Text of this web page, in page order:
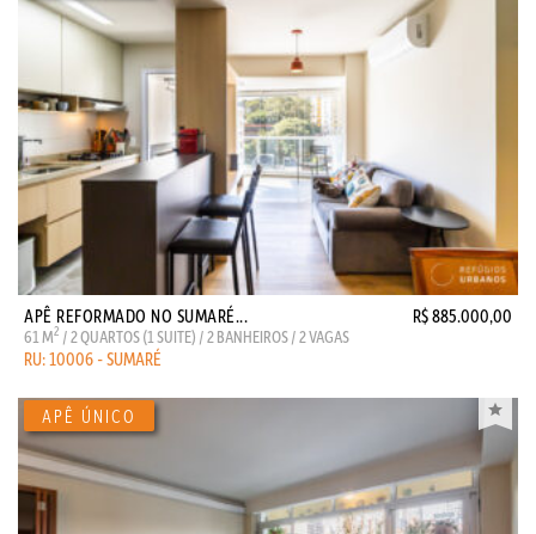
APÊ REFORMADO NO SUMARÉ... R$ 885.000,00
61 M2 / 2 QUARTOS (1 SUITE) / 2 BANHEIROS / 2 VAGAS
RU: 10006 - SUMARÉ